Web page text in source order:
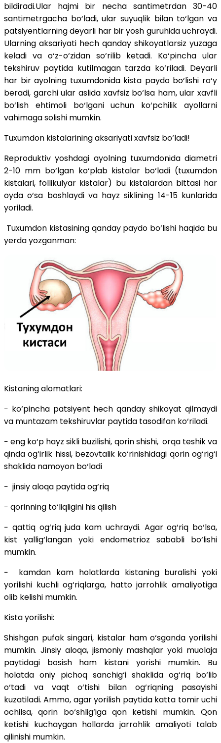
bildiradi.Ular hajmi bir necha santimetrdan 30-40
santimetrgacha bo‘ladi, ular suyuqlik bilan to‘lgan va
patsiyentlarning deyarli har bir yosh guruhida uchraydi.
Ularning aksariyati hech qanday shikoyatlarsiz yuzaga
keladi va o‘z-o‘zidan so‘rilib ketadi. Ko‘pincha ular
tekshiruv paytida kutilmagan tarzda ko‘riladi. Deyarli
har bir ayolning tuxumdonida kista paydo bo‘lishi ro‘y
beradi, garchi ular aslida xavfsiz bo‘lsa ham, ular xavfli
bo‘lish ehtimoli bo‘lgani uchun ko‘pchilik ayollarni
vahimaga solishi mumkin.
Tuxumdon kistalarining aksariyati xavfsiz bo‘ladi!
Reproduktiv yoshdagi ayolning tuxumdonida diametri
2-10 mm bo‘lgan ko‘plab kistalar bo‘ladi (tuxumdon
kistalari, follikulyar kistalar) bu kistalardan bittasi har
oyda o‘sa boshlaydi va hayz siklining 14-15 kunlarida
yoriladi.
Tuxumdon kistasining qanday paydo bo‘lishi haqida bu
yerda yozganman:
Kistaning alomatlari:
− ko‘pincha patsiyent hech qanday shikoyat qilmaydi
va muntazam tekshiruvlar paytida tasodifan ko‘riladi.
− eng ko‘p hayz sikli buzilishi, qorin shishi, orqa teshik va
qinda og‘irlik hissi, bezovtalik ko‘rinishidagi qorin og‘rig‘i
shaklida namoyon bo‘ladi
− jinsiy aloqa paytida og‘riq
− qorinning to‘liqligini his qilish
− qattiq og‘riq juda kam uchraydi. Agar og‘riq bo‘lsa,
kist yallig‘langan yoki endometrioz sababli bo‘lishi
mumkin.
− kamdan kam holatlarda kistaning buralishi yoki
yorilishi kuchli og‘riqlarga, hatto jarrohlik amaliyotiga
olib kelishi mumkin.
Kista yorilishi:
Shishgan pufak singari, kistalar ham o‘sganda yorilishi
mumkin. Jinsiy aloqa, jismoniy mashqlar yoki muolaja
paytidagi bosish ham kistani yorishi mumkin. Bu
holatda oniy pichoq sanchig‘i shaklida og‘riq bo‘lib
o‘tadi va vaqt o‘tishi bilan og‘riqning pasayishi
kuzatiladi. Ammo, agar yorilish paytida katta tomir uchi
ochilsa, qorin bo‘shlig‘iga qon ketishi mumkin. Qon
ketishi kuchaygan hollarda jarrohlik amaliyoti talab
qilinishi mumkin.